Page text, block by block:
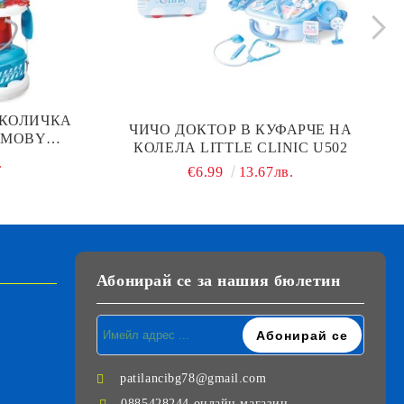
ЧИЧО ДОКТОР В КУФАРЧЕ НА
КОЛЕЛА LITTLE CLINIC U502
€6.99
13.67лв.
Абонирай се за нашия бюлетин
patilancibg78@gmail.com